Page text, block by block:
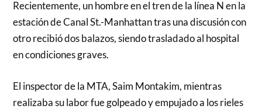
Recientemente, un hombre en el tren de la línea N en la
estación de Canal St.-Manhattan tras una discusión con
otro recibió dos balazos, siendo trasladado al hospital
en condiciones graves.
El inspector de la MTA, Saim Montakim, mientras
realizaba su labor fue golpeado y empujado a los rieles